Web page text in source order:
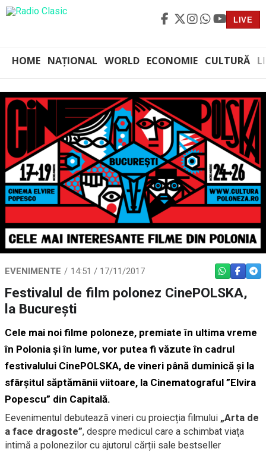
LIVE
HOME NAȚIONAL WORLD ECONOMIE CULTURĂ
EVENIMENTE 14:51 / 17/11/2017 WHATSAPP
Festivalul de film polonez CinePOLSKA,
la București
Cele mai noi filme poloneze, premiate în ultima vreme
în Polonia și în lume, vor putea fi văzute în cadrul
festivalului CinePOLSKA, de vineri până duminică și la
sfârșitul săptămânii viitoare, la Cinematograful ”Elvira
Popescu” din Capitală.
Eevenimentul debutează vineri cu proiecția filmului „Arta de
a face dragoste”, despre medicul care a schimbat viața
intimă a polonezilor cu ajutorul cărții sale bestseller